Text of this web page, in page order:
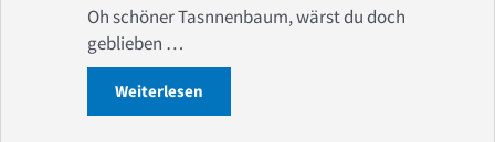
Oh schöner Tasnnenbaum, wärst du doch
geblieben …
Weiterlesen